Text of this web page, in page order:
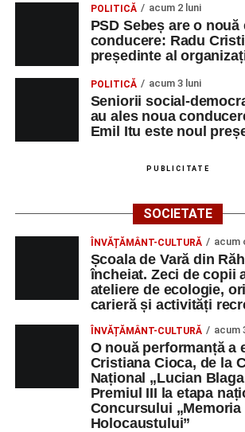
POLITICĂ acum 2 luni
PSD Sebeș are o nouă
conducere: Radu
președinte al
POLITICĂ acum 3 luni
Seniorii social-
au ales noua
Emil Itu este noul
PUBLICITATE
SOCIETATE
ÎNVĂȚĂMÂNT-CULTURĂ acum
Școala de Vară din
încheiat. Zeci de copii
ateliere de ecologie,
carieră și activități
ÎNVĂȚĂMÂNT-CULTURĂ acum
O nouă performanță a
Cristiana Cioca, de la
Național „Lucian
Premiul III la etapa
Concursului „Memoria
Holocaustului”